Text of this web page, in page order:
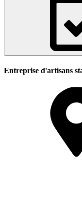
Entreprise d'artisans